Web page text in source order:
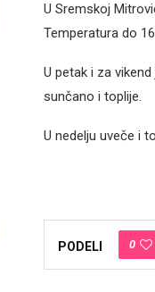
U Sremskoj
Temperatura do
U petak i za
sunčano i toplije.
U nedelju uveče i
PODELI 0